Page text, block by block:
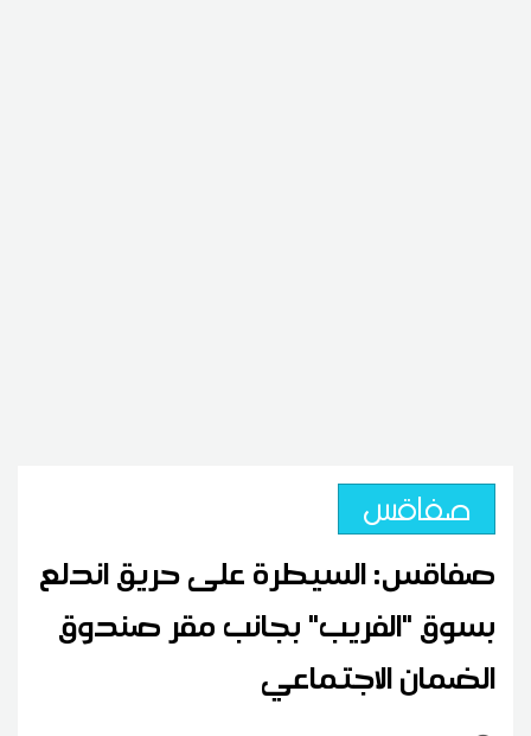
صفاقس
صفاقس: السيطرة على حريق اندلع
بسوق "الفريب" بجانب مقر صندوق
الضمان الاجتماعي